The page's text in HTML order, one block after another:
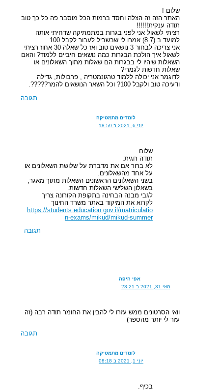
שלום !
האתר הזה זה הצלה וחסד ברמות הכל מוסבר פה כל כך טוב
תודה ענקית!!!!!!
רציתי לשאול אני לפני בגרות במתמתיקה שדחיתי אותה
למועד ב (8.7) אמרו לי שבשביל לעבור לקבל 100
אני צריכה לבחור 3 נושאים טוב ואז כל שאלה 30 אחוז רציתי
לשאול איך הולכת הבגרות כמה נושאים חיביים ללמוד? והאם
השאלות שיהיו לי בבגרות הם שאלות מתוך השאלונים או
שאלות חדשות לגמרי?
לדוגמר אני יכולה ללמוד טרגונמטריה , פרבולות, גדילה
ודעיכה טוב ולקבל 100? וכל השאר הנושאים להמר?????.
תגובה
לומדים מתמטיקה
יוני 6, 2021 ב 18:59
שלום
תודה חגית.
לא ברור אם את מדברת על שלושת השאלונים או
על אחד מהשאלונים.
בשני השאלונים הראשונים השאלות מתוך מאגר,
בשאלון השלישי השאלות חדשות.
לגבי מבנה הבחינה בתקופת הקורונה צריך
לקרוא את המיקוד באתר משרד החינוך
https://students.education.gov.il/matriculatio
n-exams/mikud/mikud-summer
תגובה
אפי היפה
מאי 31, 2021 ב 23:21
וואי הסרטונים ממש עזרו לי להבין את החומר תודה רבה (זה
עזר לי יותר מהספר)
תגובה
לומדים מתמטיקה
יוני 1, 2021 ב 08:18
בכיף.